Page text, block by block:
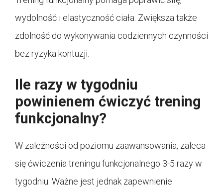
wydolność i elastyczność ciała. Zwiększa także
zdolność do wykonywania codziennych czynności
bez ryzyka kontuzji.
Ile razy w tygodniu
powinienem ćwiczyć trening
funkcjonalny?
W zależności od poziomu zaawansowania, zaleca
się ćwiczenia treningu funkcjonalnego 3-5 razy w
tygodniu. Ważne jest jednak zapewnienie